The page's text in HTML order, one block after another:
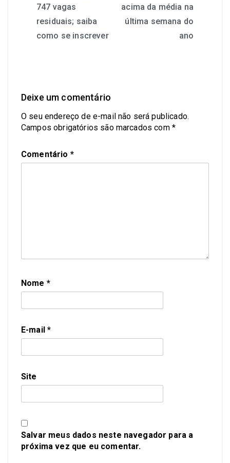
747 vagas
residuais; saiba
como se inscrever
acima da média na
última semana do
ano
Deixe um comentário
O seu endereço de e-mail não será publicado.
Campos obrigatórios são marcados com *
Comentário *
Nome *
E-mail*
Site
Salvar meus dados neste navegador para a
próxima vez que eu comentar.